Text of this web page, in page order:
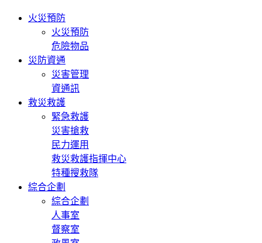
火災預防
火災預防
危險物品
災防資通
災害管理
資通訊
救災救護
緊急救護
災害搶救
民力運用
救災救護指揮中心
特種搜救隊
綜合企劃
綜合企劃
人事室
督察室